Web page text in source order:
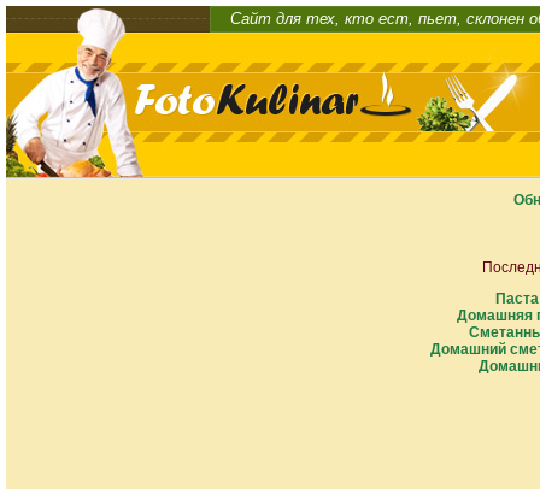
Сайт для тех, кто ест, пьет, склонен
Домашняя
Домашний